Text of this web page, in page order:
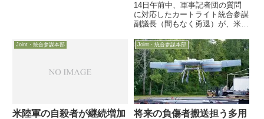
14日午前中、軍事記者団の質問
に対応したカートライト統合参謀
副議長（間もなく勇退）が、米空
織防衛）を痛烈に批判し、次期爆
撃機の構想に有人オプションが存
在する理由が理解できないと・・
Joint・統合参謀本部
米陸軍の自殺者が継続増加
Joint・統合参謀本部
将来の負傷者搬送担う多用